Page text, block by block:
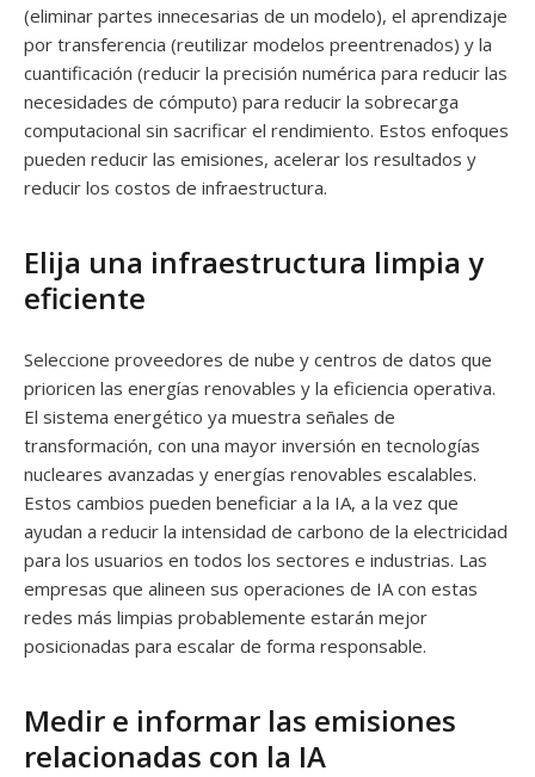
(eliminar partes innecesarias de un modelo), el aprendizaje
por transferencia (reutilizar modelos preentrenados) y la
cuantificación (reducir la precisión numérica para reducir las
necesidades de cómputo) para reducir la sobrecarga
computacional sin sacrificar el rendimiento. Estos enfoques
pueden reducir las emisiones, acelerar los resultados y
reducir los costos de infraestructura.
Elija una infraestructura limpia y
eficiente
Seleccione proveedores de nube y centros de datos que
prioricen las energías renovables y la eficiencia operativa.
El sistema energético ya muestra señales de
transformación, con una mayor inversión en tecnologías
nucleares avanzadas y energías renovables escalables.
Estos cambios pueden beneficiar a la IA, a la vez que
ayudan a reducir la intensidad de carbono de la electricidad
para los usuarios en todos los sectores e industrias. Las
empresas que alineen sus operaciones de IA con estas
redes más limpias probablemente estarán mejor
posicionadas para escalar de forma responsable.
Medir e informar las emisiones
relacionadas con la IA